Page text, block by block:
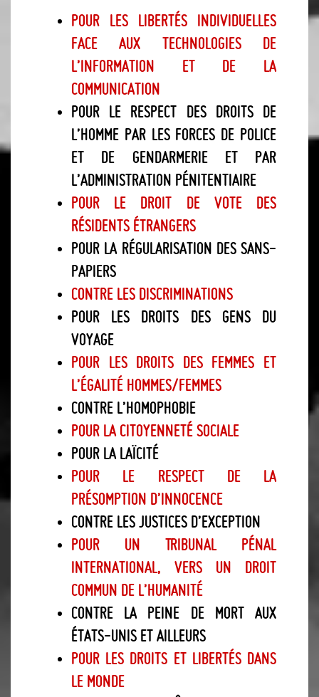
Pour les libertés individuelles
face aux technologies de
l’information et de la
communication
Pour le respect des droits de
l’Homme par les forces de police
et de gendarmerie et par
l’administration pénitentiaire
Pour le droit de vote des
résidents étrangers
Pour la régularisation des sans-
papiers
Contre les discriminations
Pour les droits des gens du
voyage
Pour les droits des femmes et
l’égalité hommes/femmes
Contre l’homophobie
Pour la citoyenneté sociale
Pour la laïcité
Pour le respect de la
présomption d’innocence
Contre les justices d’exception
Pour un Tribunal pénal
international, vers un droit
commun de l’humanité
Contre la peine de mort aux
États-Unis et ailleurs
Pour les droits et libertés dans
le monde